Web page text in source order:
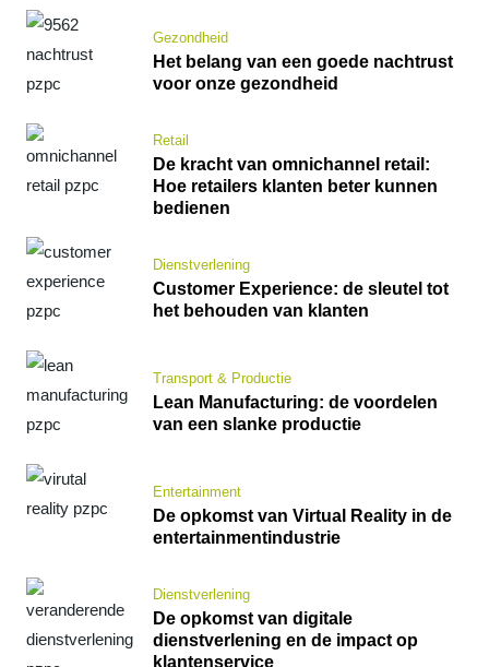
Gezondheid
Het belang van een goede nachtrust
voor onze gezondheid
Retail
De kracht van omnichannel retail:
Hoe retailers klanten beter kunnen
bedienen
Dienstverlening
Customer Experience: de sleutel tot
het behouden van klanten
Transport & Productie
Lean Manufacturing: de voordelen
van een slanke productie
Entertainment
De opkomst van Virtual Reality in de
entertainmentindustrie
Dienstverlening
De opkomst van digitale
dienstverlening en de impact op
klantenservice